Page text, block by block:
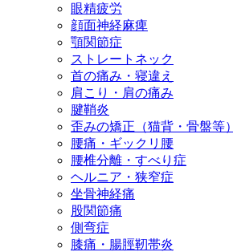
眼精疲労
顔面神経麻痺
顎関節症
ストレートネック
首の痛み・寝違え
肩こり・肩の痛み
腱鞘炎
歪みの矯正（猫背・骨盤等）
腰痛・ギックリ腰
腰椎分離・すべり症
ヘルニア・狭窄症
坐骨神経痛
股関節痛
側弯症
膝痛・腸脛靭帯炎